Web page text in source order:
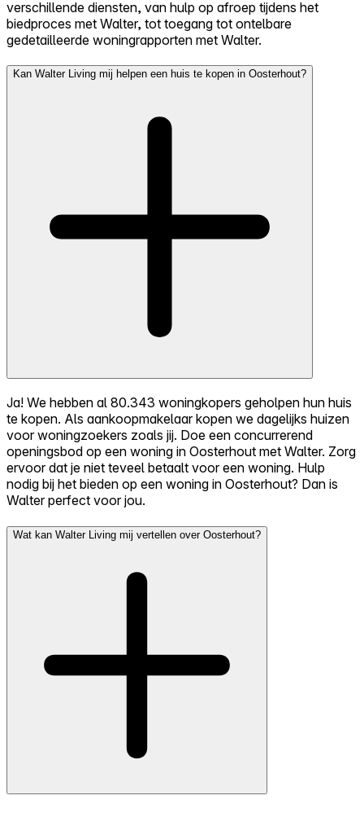
verschillende diensten, van hulp op afroep tijdens het
biedproces met Walter, tot toegang tot ontelbare
gedetailleerde woningrapporten met Walter.
Kan Walter Living mij helpen een huis te kopen in Oosterhout?
Ja! We hebben al 80.343 woningkopers geholpen hun huis
te kopen. Als aankoopmakelaar kopen we dagelijks huizen
voor woningzoekers zoals jij. Doe een concurrerend
openingsbod op een woning in Oosterhout met Walter. Zorg
ervoor dat je niet teveel betaalt voor een woning. Hulp
nodig bij het bieden op een woning in Oosterhout? Dan is
Walter perfect voor jou.
Wat kan Walter Living mij vertellen over Oosterhout?